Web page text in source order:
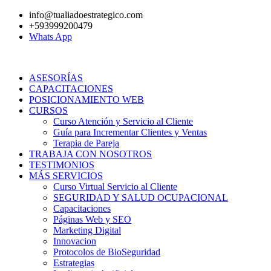
contenido
info@tualiadoestrategico.com
+593999200479
Whats App
ASESORÍAS
CAPACITACIONES
POSICIONAMIENTO WEB
CURSOS
Curso Atención y Servicio al Cliente
Guía para Incrementar Clientes y Ventas
Terapia de Pareja
TRABAJA CON NOSOTROS
TESTIMONIOS
MÁS SERVICIOS
Curso Virtual Servicio al Cliente
SEGURIDAD Y SALUD OCUPACIONAL
Capacitaciones
Páginas Web y SEO
Marketing Digital
Innovacion
Protocolos de BioSeguridad
Estrategias